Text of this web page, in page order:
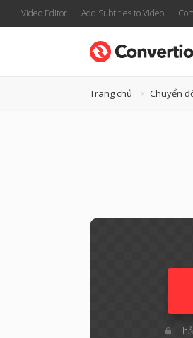
Video Editor Add Subtitles to Video
Trang chủ Chuyển